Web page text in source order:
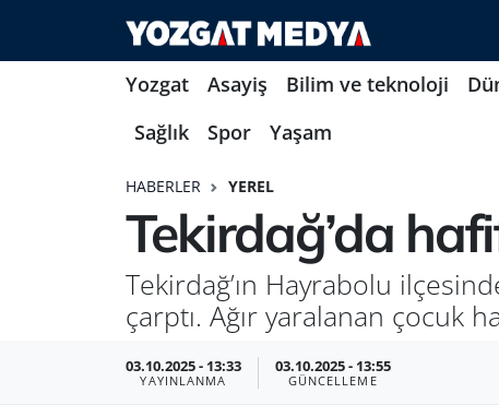
Yozgat Asayiş Bilim ve teknoloji
Sağlık
Spor Yaşam
HABERLER YEREL
Tekirdağ’da
Tekirdağ’ın Hayrabolu
çarptı. Ağır yaralanan çocuk
03.10.2025 - 13:33
YAYINLANMA
03.10.2025 - 13:55
GÜNCELLEME